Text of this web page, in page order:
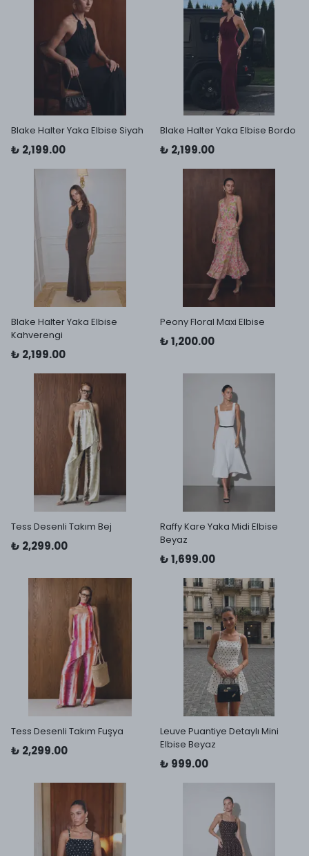
Blake Halter Yaka Elbise Siyah
₺ 2,199.00
Blake Halter Yaka Elbise Bordo
₺ 2,199.00
Blake Halter Yaka Elbise
Kahverengi
₺ 2,199.00
Peony Floral Maxi Elbise
₺ 1,200.00
Tess Desenli Takım Bej
₺ 2,299.00
Raffy Kare Yaka Midi Elbise
Beyaz
₺ 1,699.00
Tess Desenli Takım Fuşya
₺ 2,299.00
Leuve Puantiye Detaylı Mini
Elbise Beyaz
₺ 999.00